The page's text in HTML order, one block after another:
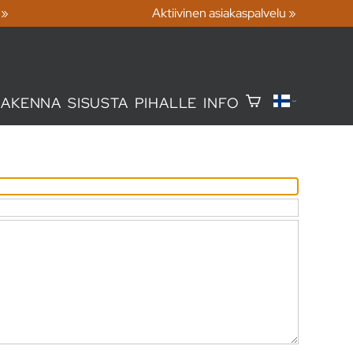
Aktiivinen asiakaspalvelu »
SISUSTA PIHALLE INFO